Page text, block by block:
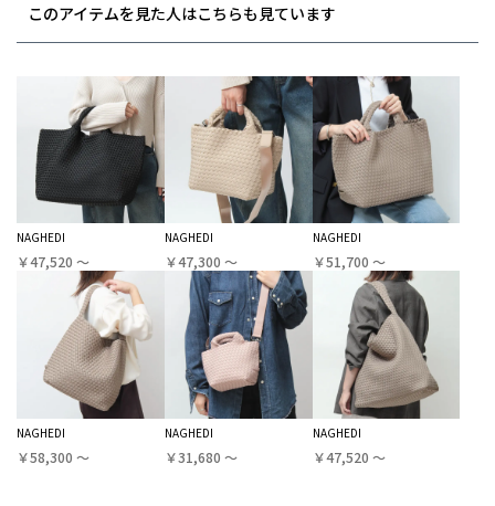
このアイテムを見た人はこちらも見ています
NAGHEDI
￥47,520 〜
NAGHEDI
￥47,300 〜
NAGHEDI
￥51,700 〜
NAGHEDI
￥58,300 〜
NAGHEDI
￥31,680 〜
NAGHEDI
￥47,520 〜